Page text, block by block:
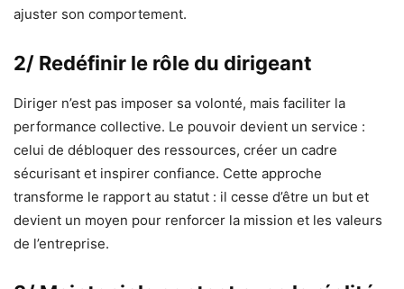
ajuster son comportement.
2/ Redéfinir le rôle du dirigeant
Diriger n’est pas imposer sa volonté, mais faciliter la
performance collective. Le pouvoir devient un service :
celui de débloquer des ressources, créer un cadre
sécurisant et inspirer confiance. Cette approche
transforme le rapport au statut : il cesse d’être un but et
devient un moyen pour renforcer la mission et les valeurs
de l’entreprise.